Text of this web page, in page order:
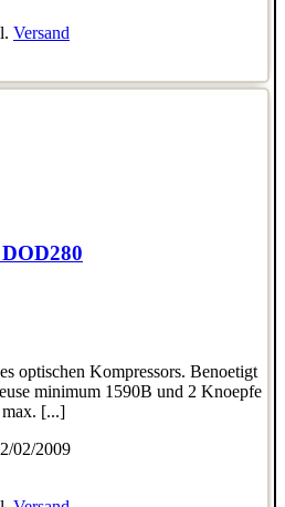
Versand
optischen Kompressors. Benoetigt
minimum 1590B und 2 Knoepfe
[...]
02/2009